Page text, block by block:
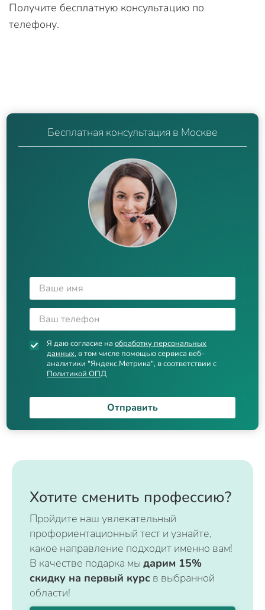
Получите бесплатную консультацию по
телефону.
Бесплатная консультация в Москве
Я даю согласие наобработку персональных
данных, в том числе помощью сервиса веб-
аналитики "Яндекс.Метрика", в соответствии с
Политикой ОПД
Отправить
Хотите сменить профессию?
Пройдите наш увлекательный
профориентационный тест и узнайте,
какое направление подходит именно вам!
В качестве подарка мы дарим 15%
скидку на первый курс в выбранной
области!